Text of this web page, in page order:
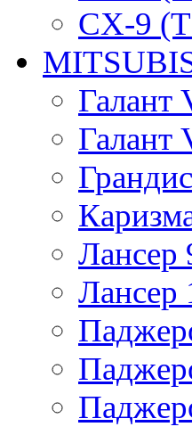
CX-9
Галант
Галант
Лансер
Лансер